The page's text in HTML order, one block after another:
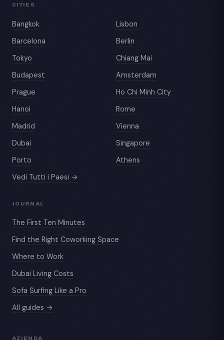
CITIES
Bangkok
Lisbon
Barcelona
Berlin
Tokyo
Chiang Mai
Budapest
Amsterdam
Prague
Ho Chi Minh City
Hanoi
Rome
Madrid
Vienna
Dubai
Singapore
Porto
Athens
Vedi Tutti i Paesi →
JOURNAL
The First Ten Minutes
Find the Right Coworking Space
Where to Work
Dubai Living Costs
Sofa Surfing Like a Pro
All guides →
AZIENDA